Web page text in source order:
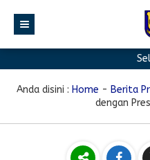
PROFIL
Anda disini : Home - Berita
dengan